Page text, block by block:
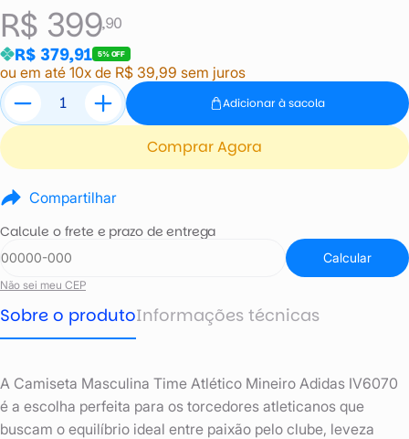
R$ 399,90
R$ 379,91 5% OFF
ou em até 10x de R$ 39,99 sem juros
Adicionar à sacola
Comprar Agora
Compartilhar
Calcule o frete e prazo de entrega
Calcular
Não sei meu CEP
Sobre o produtoInformações técnicas
A Camiseta Masculina Time Atlético Mineiro Adidas IV6070
é a escolha perfeita para os torcedores atleticanos que
buscam o equilíbrio ideal entre paixão pelo clube, leveza